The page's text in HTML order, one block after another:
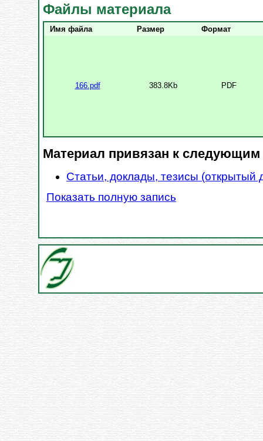
Файлы материала
Имя файла Размер Формат
166.pdf 383.8Kb PDF
Материал привязан к следующим
Статьи, доклады, тезисы (открытый
Показать полную запись